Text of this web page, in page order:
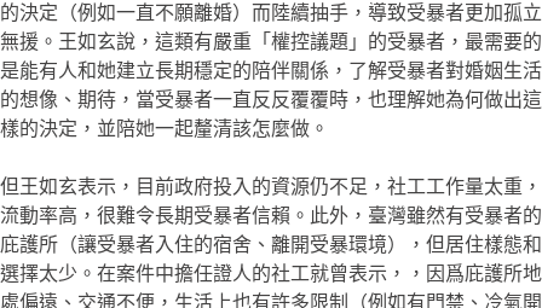
的決定（例如一直不願離婚）而陸續抽手，導致受暴者更加孤立
無援。王如玄說，這類有嚴重「權控議題」的受暴者，最需要的
是能有人和她建立長期穩定的陪伴關係，了解受暴者對婚姻生活
的想像、期待，當受暴者一直反反覆覆時，也理解她為何做出這
樣的決定，並陪她一起釐清該怎麼做。
但王如玄表示，目前政府投入的資源仍不足，社工工作量太重，
流動率高，很難令長期受暴者信賴。此外，臺灣雖然有受暴者的
庇護所（讓受暴者入住的宿舍、離開受暴環境），但居住樣態和
選擇太少。在案件中擔任證人的社工就曾表示，，因爲庇護所地
處偏遠、交通不便，生活上也有許多限制（例如有門禁、冷氣開